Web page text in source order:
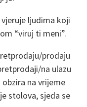
ljudima koji
“viruj ti meni”.
prodaju
na ulazu
na vrijeme
stolova, sjeda se